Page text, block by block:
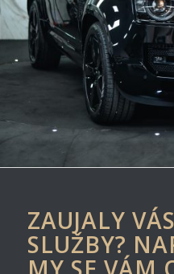
ZAUJALY
SLUŽBY?